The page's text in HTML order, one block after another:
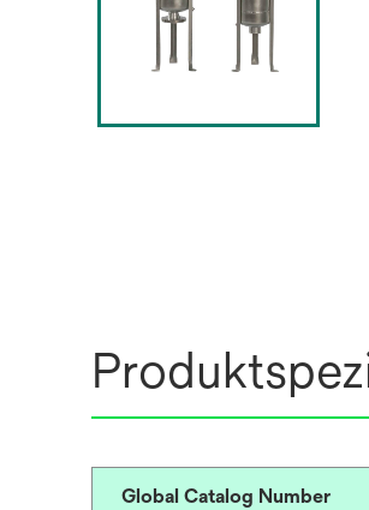
Global Catalog Number